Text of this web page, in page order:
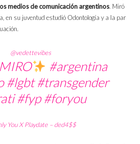
medios de comunicación argentinos. Miró
en su juventud estudió Odontología y a la par
@vedettevibes
#argentina
#lgbt #transgender
#fyp #foryou
You X Playdate – ded4$$